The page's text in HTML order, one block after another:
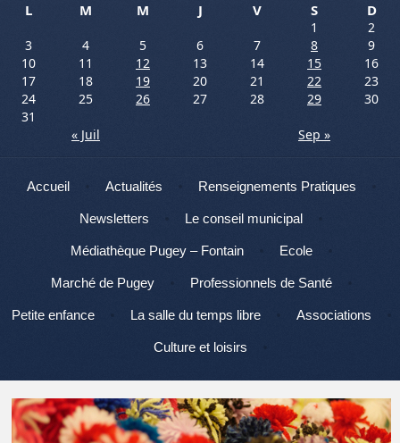
L
M M J V S D
1
2
3
4 5 6 7 8
9
10
11 12 13 14 15
16
17
18 19 20 21 22
23
24
25 26 27 28 29
30
31
« Juil
Sep »
Menu
Aller au contenu
Accueil Actualités Renseignements Pratiques
Newsletters Le conseil municipal
Médiathèque Pugey – Fontain Ecole
Marché de Pugey Professionnels de Santé
Petite enfance La salle du temps libre Associations
Culture et loisirs